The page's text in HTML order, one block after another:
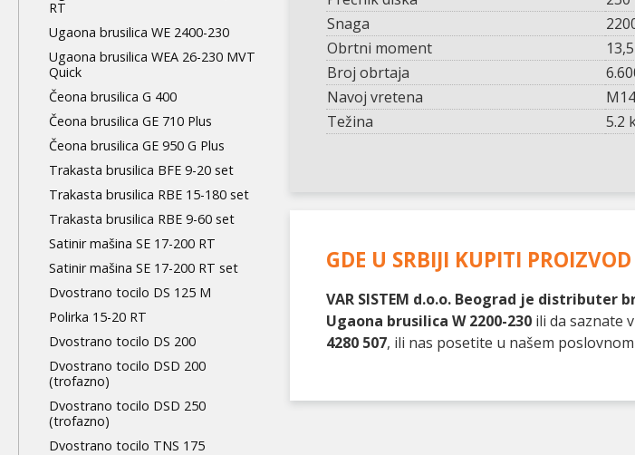
Snaga
Obrtni moment
Broj obrtaja
Navoj vretena
M14
Težina
5.2
GDE U SRBIJI KUPITI PROIZVOD
VAR SISTEM d.o.o. Beograd je distributer
Ugaona brusilica W 2200-230 ili da saznate
4280 507, ili nas posetite u našem
RT
Ugaona brusilica WE 2400-230
Ugaona brusilica WEA 26-230 MVT
Quick
Čeona brusilica G 400
Čeona brusilica GE 710 Plus
Čeona brusilica GE 950 G Plus
Trakasta brusilica BFE 9-20 set
Trakasta brusilica RBE 15-180 set
Trakasta brusilica RBE 9-60 set
Satinir mašina SE 17-200 RT
Satinir mašina SE 17-200 RT set
Dvostrano tocilo DS 125 M
Polirka 15-20 RT
Dvostrano tocilo DS 200
Dvostrano tocilo DSD 200
(trofazno)
Dvostrano tocilo DSD 250
(trofazno)
Dvostrano tocilo TNS 175